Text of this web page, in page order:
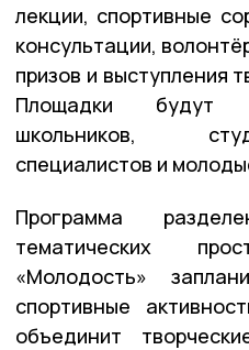
лекции, спортивные
консультации,
призов и выступления
Площадки будут
школьников,
специалистов и
Программа
тематических
«Молодость»
спортивные
объединит